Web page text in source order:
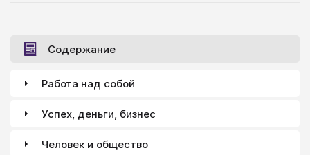
Содержание
Работа над собой
Успех, деньги, бизнес
Человек и общество